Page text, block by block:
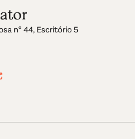
nº 44, Escritório 5